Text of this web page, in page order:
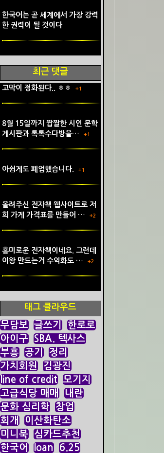
한국어는 곧 세계에서 가장 강력
한 권력이 될 것이다
최근 댓글
고막이 정화된다.. ㅎㅎ +1
8월 15일까지 짭짤한 시인 문학
게시판과 톡톡수다방을…
+1
아쉽게도 폐업했습니다. +1
올려주신 전자책 웹사이트로 저
희 가게 가격표를 만들어 …
+2
흥미로운 전자책이네요. 그런데
이왕 만드는거 수익화도 …
+2
태그 클라우드
무담보 글쓰기
한로로
아이구
SBA. 텍사스
부흥
공기
정리
가치회원
김광진
line of credit
모기지
고급식당 매매
내란
문화 심리학
창업
회개
이산화탄소
미니북
심카드추천
한국어
loan
6.25